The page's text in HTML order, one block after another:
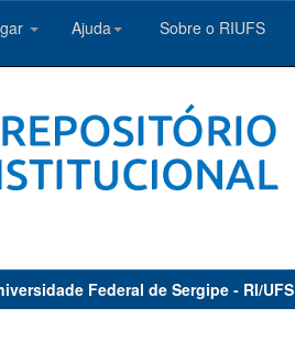
Ajuda Sobre o RIUFS
Federal de Sergipe - RI/UFS